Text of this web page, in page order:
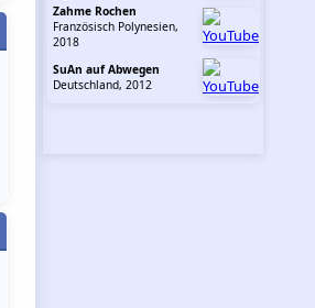
Zahme Rochen
Französisch Polynesien,
2018
SuAn auf Abwegen
Deutschland, 2012